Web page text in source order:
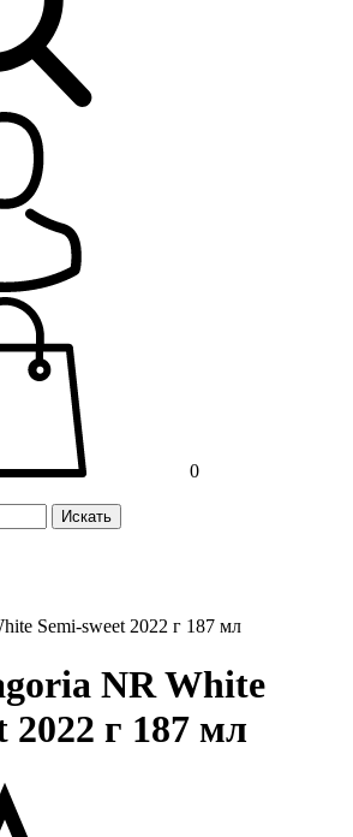
0
Искать
Semi-sweet 2022 г 187 мл
NR White
2022 г 187 мл